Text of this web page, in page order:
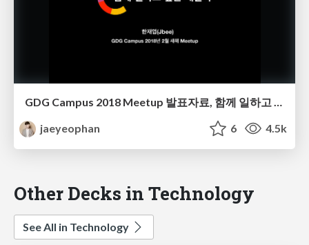
GDG Campus 2018 Meetup 발표자료, 함께 일하고 싶은 개발자
jaeyeophan
6 4.5k
Other Decks in Technology
See All in Technology